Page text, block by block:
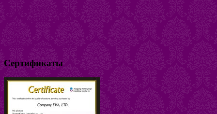
Сертификаты